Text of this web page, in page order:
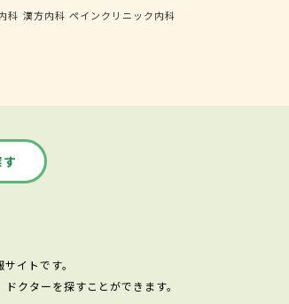
科 漢方内科 ペインクリニック内科
イトです。
クターを探すことができます。